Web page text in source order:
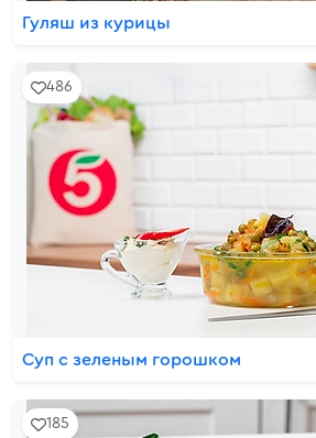
Гуляш из курицы
486
Суп с зеленым горошком
185